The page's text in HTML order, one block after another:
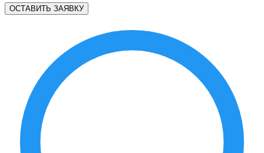
ОСТАВИТЬ ЗАЯВКУ